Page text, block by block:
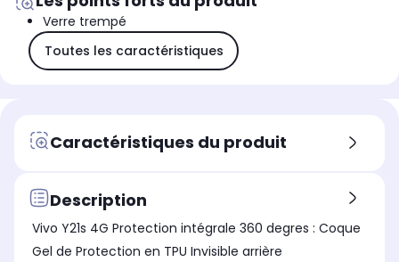
Verre trempé
Toutes les caractéristiques
Caractéristiques du produit
Description
Vivo Y21s 4G Protection intégrale 360 degres : Coque
Gel de Protection en TPU Invisible arrière